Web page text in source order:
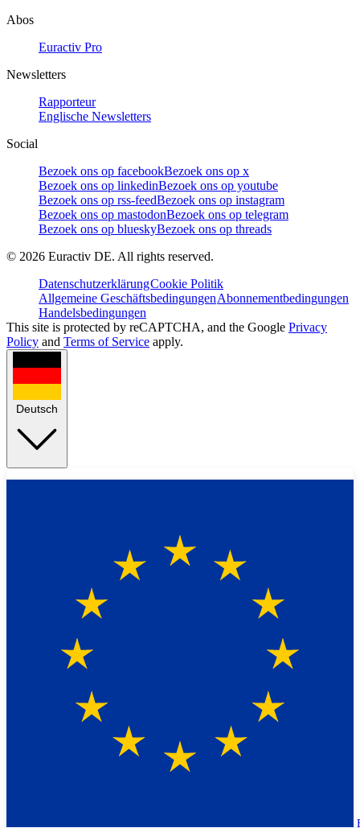
Abos
Euractiv Pro
Newsletters
Rapporteur
Englische Newsletters
Social
Bezoek ons op facebookBezoek ons op x
Bezoek ons op linkedinBezoek ons op youtube
Bezoek ons op rss-feedBezoek ons op instagram
Bezoek ons op mastodonBezoek ons op telegram
Bezoek ons op blueskyBezoek ons op threads
© 2026 Euractiv DE. All rights reserved.
DatenschutzerklärungCookie Politik
Allgemeine GeschäftsbedingungenAbonnementbedingungen
Handelsbedingungen
This site is protected by reCAPTCHA, and the Google Privacy
Policy and Terms of Service apply.
Deutsch